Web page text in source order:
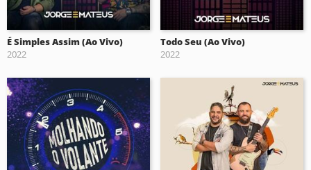
É Simples Assim (Ao Vivo)
2022
Todo Seu (Ao Vivo)
2022